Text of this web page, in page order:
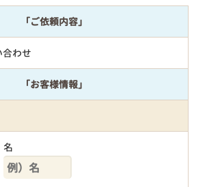
「ご依頼内容」
わせ
「お客様情報」
名